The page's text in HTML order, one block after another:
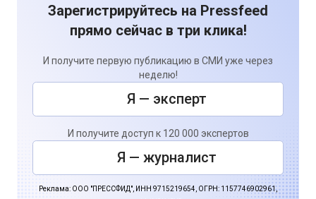
Зарегистрируйтесь на Pressfeed
прямо сейчас в три клика!
И получите первую публикацию в СМИ уже через
неделю!
Я — эксперт
И получите доступ к 120 000 экспертов
Я — журналист
Реклама: ООО "ПРЕССФИД", ИНН 9715219654, ОГРН: 1157746902961,